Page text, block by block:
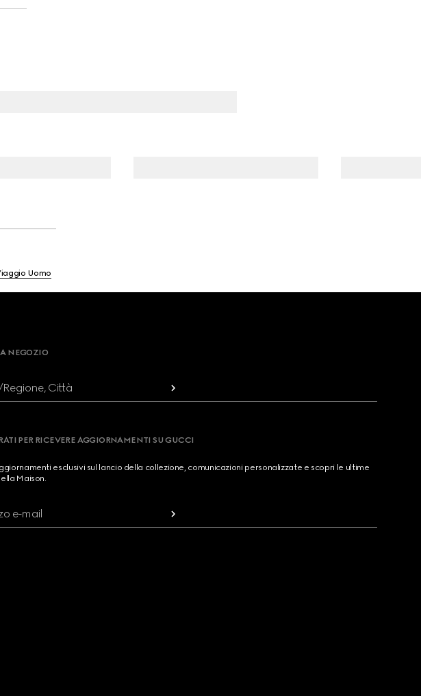
Uomo
NEGOZIO
Regione, Città
PER RICEVERE AGGIORNAMENTI SU GUCCI
esclusivi sul lancio della collezione, comunicazioni personalizzate e scopri le ultime
Maison.
e-mail